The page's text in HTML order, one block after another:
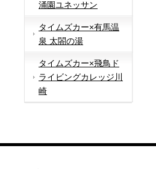
涌園ユネッサン
タイムズカー×有馬温
泉 太閤の湯
タイムズカー×飛鳥ド
ライビングカレッジ川
崎